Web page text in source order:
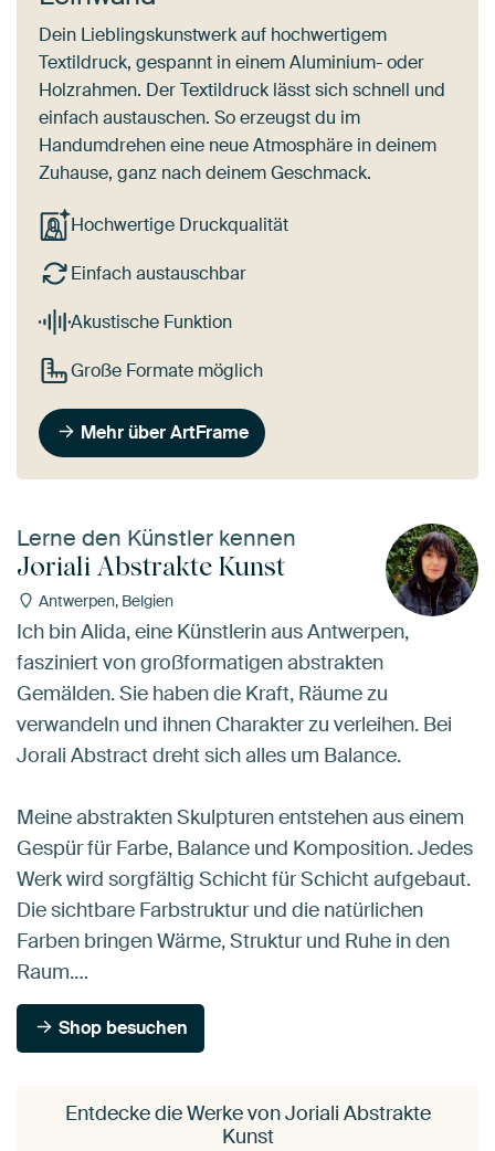
Dein Lieblingskunstwerk auf hochwertigem
Textildruck, gespannt in einem Aluminium- oder
Holzrahmen. Der Textildruck lässt sich schnell und
einfach austauschen. So erzeugst du im
Handumdrehen eine neue Atmosphäre in deinem
Zuhause, ganz nach deinem Geschmack.
Hochwertige Druckqualität
Einfach austauschbar
Akustische Funktion
Große Formate möglich
Mehr über ArtFrame
Lerne den Künstler kennen
Joriali Abstrakte Kunst
Antwerpen, Belgien
Ich bin Alida, eine Künstlerin aus Antwerpen,
fasziniert von großformatigen abstrakten
Gemälden. Sie haben die Kraft, Räume zu
verwandeln und ihnen Charakter zu verleihen. Bei
Jorali Abstract dreht sich alles um Balance.
Meine abstrakten Skulpturen entstehen aus einem
Gespür für Farbe, Balance und Komposition. Jedes
Werk wird sorgfältig Schicht für Schicht aufgebaut.
Die sichtbare Farbstruktur und die natürlichen
Farben bringen Wärme, Struktur und Ruhe in den
Raum.…
Shop besuchen
Entdecke die Werke von Joriali Abstrakte
Kunst